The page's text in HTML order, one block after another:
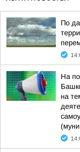
По
На
на